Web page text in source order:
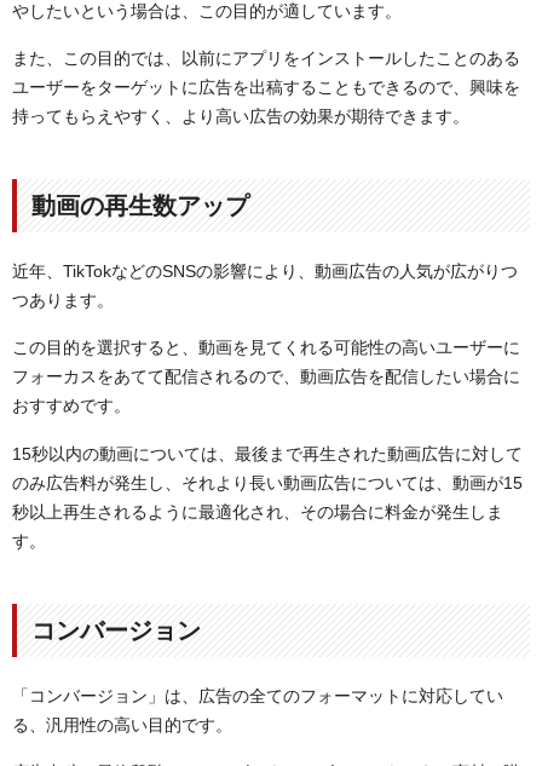
やしたいという場合は、この目的が適しています。
また、この目的では、以前にアプリをインストールしたことのある
ユーザーをターゲットに広告を出稿することもできるので、興味を
持ってもらえやすく、より高い広告の効果が期待できます。
動画の再生数アップ
近年、TikTokなどのSNSの影響により、動画広告の人気が広がりつ
つあります。
この目的を選択すると、動画を見てくれる可能性の高いユーザーに
フォーカスをあてて配信されるので、動画広告を配信したい場合に
おすすめです。
15秒以内の動画については、最後まで再生された動画広告に対して
のみ広告料が発生し、それより長い動画広告については、動画が15
秒以上再生されるように最適化され、その場合に料金が発生しま
す。
コンバージョン
「コンバージョン」は、広告の全てのフォーマットに対応してい
る、汎用性の高い目的です。